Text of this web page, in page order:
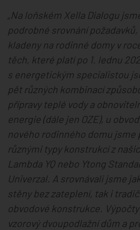
„Na loňském Xella Dialogu
podrobné srovnání
kladeny na rodinné domy v
těch, které platí po 1. lednu
s energetickým specialistou
pět různých kombinací
přípravy teplé vody a
energie (dále jen OZE), u
nového rodinného domu jsme
různými typy konstrukcí z
Lambda YQ nebo Ytong
Univerzal. A srovnávali jsme
stěny bez zateplení, tak i
obvodové konstrukce.
vzorový dvoupodlažní dům a